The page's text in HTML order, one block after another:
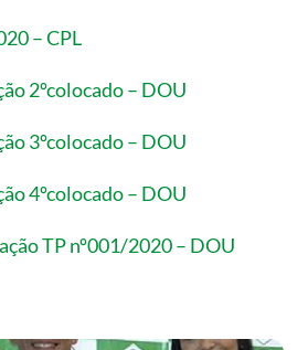
– CPL
2ºcolocado – DOU
3ºcolocado – DOU
4ºcolocado – DOU
TP nº001/2020 – DOU